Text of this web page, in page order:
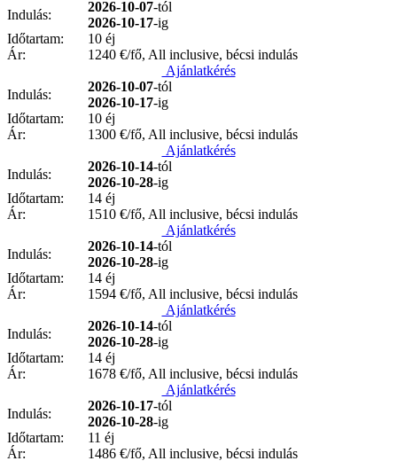
Indulás:
2026-10-07-tól
2026-10-17-ig
Időtartam:
10 éj
Ár:
1240 €/fő, All inclusive, bécsi indulás
Ajánlatkérés
Indulás:
2026-10-07-tól
2026-10-17-ig
Időtartam:
10 éj
Ár:
1300 €/fő, All inclusive, bécsi indulás
Ajánlatkérés
Indulás:
2026-10-14-tól
2026-10-28-ig
Időtartam:
14 éj
Ár:
1510 €/fő, All inclusive, bécsi indulás
Ajánlatkérés
Indulás:
2026-10-14-tól
2026-10-28-ig
Időtartam:
14 éj
Ár:
1594 €/fő, All inclusive, bécsi indulás
Ajánlatkérés
Indulás:
2026-10-14-tól
2026-10-28-ig
Időtartam:
14 éj
Ár:
1678 €/fő, All inclusive, bécsi indulás
Ajánlatkérés
Indulás:
2026-10-17-tól
2026-10-28-ig
Időtartam:
11 éj
Ár:
1486 €/fő, All inclusive, bécsi indulás